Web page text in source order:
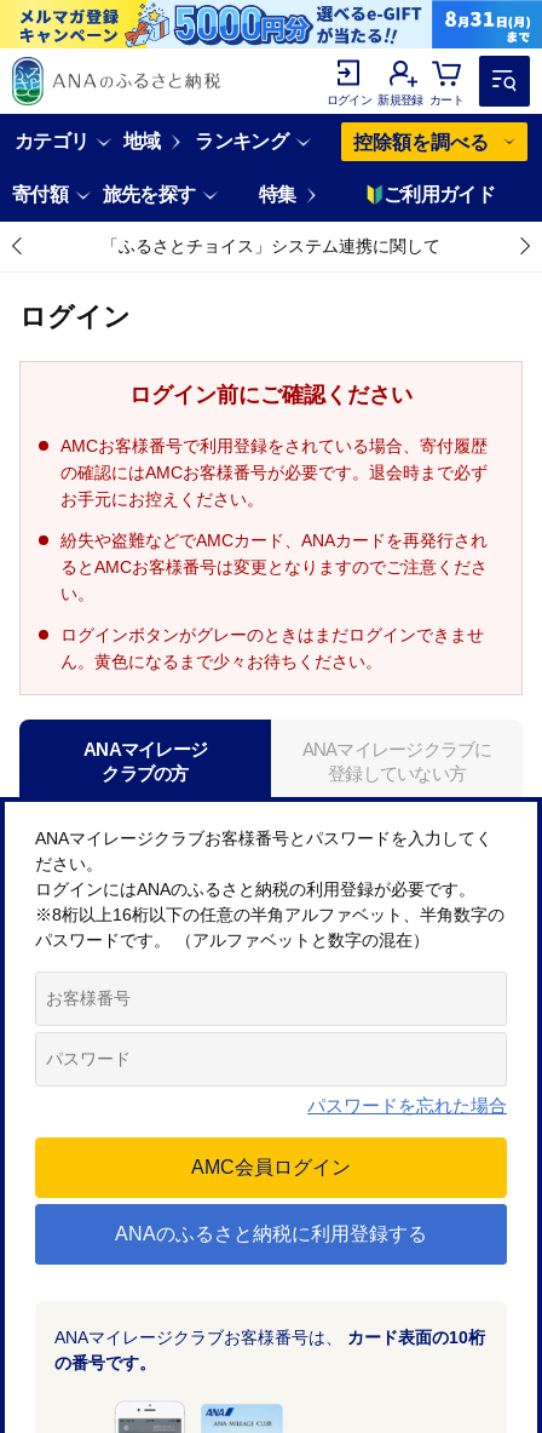
ログイン 新規登録 カート
カテゴリ 地域 ランキング 控除額を調べる
寄付額 旅先を探す 特集 ご利用ガイド
「ふるさとチョイス」システム連携に関して
ログイン
ログイン前にご確認ください
AMCお客様番号で利用登録をされている場合、寄付履歴
の確認にはAMCお客様番号が必要です。退会時まで必ず
お手元にお控えください。
紛失や盗難などでAMCカード、ANAカードを再発行され
るとAMCお客様番号は変更となりますのでご注意くださ
い。
ログインボタンがグレーのときはまだログインできませ
ん。黄色になるまで少々お待ちください。
ANAマイレージ
クラブの方
ANAマイレージクラブに
登録していない方
ANAマイレージクラブお客様番号とパスワードを入力してく
ださい。
ログインにはANAのふるさと納税の利用登録が必要です。
※8桁以上16桁以下の任意の半角アルファベット、半角数字の
パスワードです。 （アルファベットと数字の混在）
パスワードを忘れた場合
ANAのふるさと納税に利用登録する
ANAマイレージクラブお客様番号は、 カード表面の10桁
の番号です。